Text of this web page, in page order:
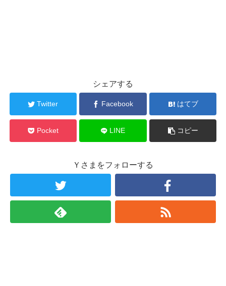
シェアする
Twitter Facebook はてブ
Pocket LINE コピー
Ｙさまをフォローする